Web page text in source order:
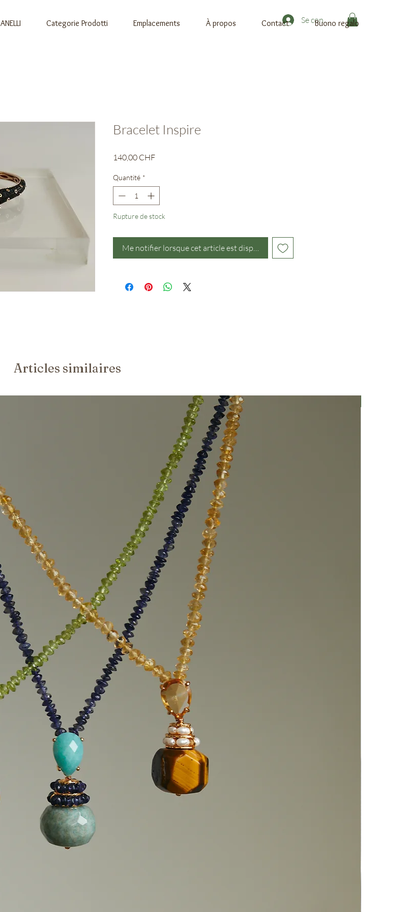
Se connecter
ANELLI Categorie Prodotti Emplacements À propos Contact Buono regalo
Bracelet Inspire
140,00 CHFPrix
Quantité *
Rupture de stock
Me notifier lorsque cet article est disponible
Articles similaires